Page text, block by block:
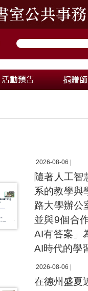
2026-08-06 |
隨著人工智
系的教學與
路大學辦公
並與9個合
AI有答案」
AI時代的學
2026-08-06 |
在德州盛夏